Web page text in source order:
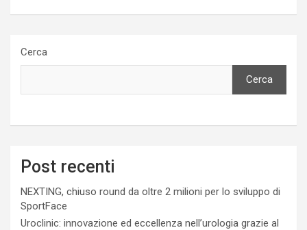
Cerca
Cerca
Post recenti
NEXTING, chiuso round da oltre 2 milioni per lo sviluppo di
SportFace
Uroclinic: innovazione ed eccellenza nell’urologia grazie al